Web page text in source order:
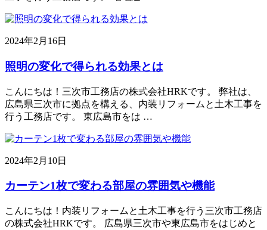
2024年2月16日
照明の変化で得られる効果とは
こんにちは！三次市工務店の株式会社HRKです。 弊社は、
広島県三次市に拠点を構える、内装リフォームと土木工事を
行う工務店です。 東広島市をは …
2024年2月10日
カーテン1枚で変わる部屋の雰囲気や機能
こんにちは！内装リフォームと土木工事を行う三次市工務店
の株式会社HRKです。 広島県三次市や東広島市をはじめと